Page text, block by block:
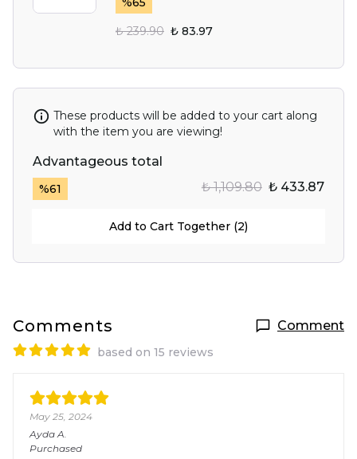
₺ 239.90 ₺ 83.97
These products will be added to your cart along
with the item you are viewing!
Advantageous total
%61 ₺ 1,109.80 ₺ 433.87
Add to Cart Together (2)
Comments Comment
based on 15 reviews
May 25, 2024
Ayda A.
Purchased